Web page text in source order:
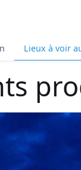
Lieux à voir